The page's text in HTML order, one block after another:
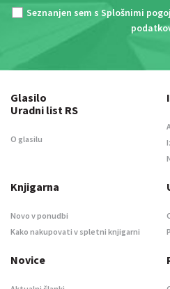
Seznanjen sem s Splošnimi
Glasilo
Uradni list RS
O glasilu
Knjigarna
Novo v ponudbi
Kako nakupovati v spletni knjigarni
Novice